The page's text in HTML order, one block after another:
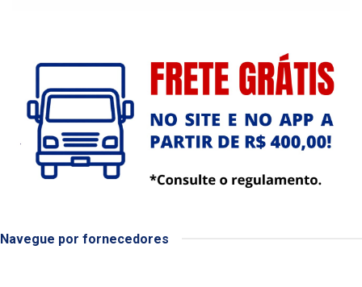
Navegue por fornecedores